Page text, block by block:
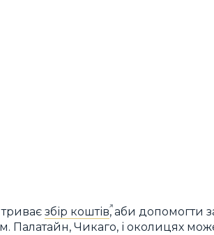
триває збір коштів, аби допомогти
Палатайн, Чикаго, і околицях